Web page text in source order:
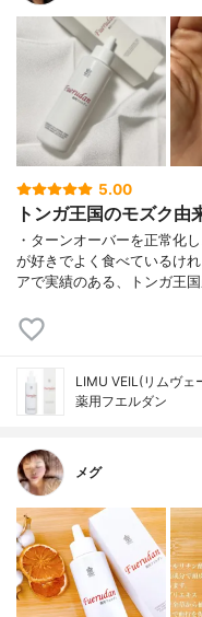
5.00
トンガ王国のモズク由
・ターンオーバーを正常化
が好きでよく食べているけ
アで実績のある、トンガ王
LIMU VEIL(リムヴェ
薬用フエルダン
メグ